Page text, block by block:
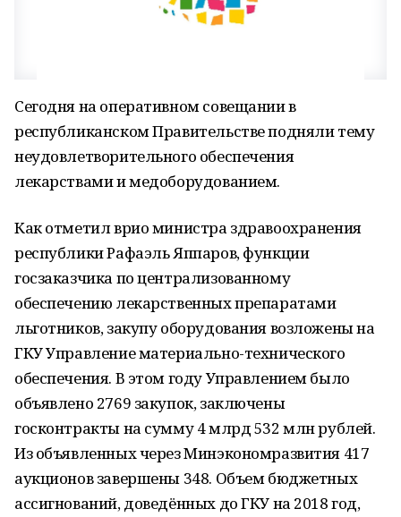
Сегодня на оперативном совещании в
республиканском Правительстве подняли тему
неудовлетворительного обеспечения
лекарствами и медоборудованием.
Как отметил врио министра здравоохранения
республики Рафаэль Яппаров, функции
госзаказчика по централизованному
обеспечению лекарственных препаратами
льготников, закупу оборудования возложены на
ГКУ Управление материально-технического
обеспечения. В этом году Управлением было
объявлено 2769 закупок, заключены
госконтракты на сумму 4 млрд 532 млн рублей.
Из объявленных через Минэкономразвития 417
аукционов завершены 348. Объем бюджетных
ассигнований, доведённых до ГКУ на 2018 год,